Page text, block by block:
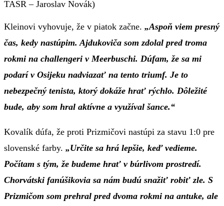
TASR – Jaroslav Novák)
Kleinovi vyhovuje, že v piatok začne. „Aspoň viem presný
čas, kedy nastúpim. Ajdukoviča som zdolal pred troma
rokmi na challengeri v Meerbuschi. Dúfam, že sa mi
podarí v Osijeku nadviazať na tento triumf. Je to
nebezpečný tenista, ktorý dokáže hrať rýchlo. Dôležité
bude, aby som hral aktívne a využíval šance.“
Kovalík dúfa, že proti Prizmičovi nastúpi za stavu 1:0 pre
slovenské farby. „Určite sa hrá lepšie, keď vedieme.
Počítam s tým, že budeme hrať v búrlivom prostredí.
Chorvátski fanúšikovia sa nám budú snažiť robiť zle. S
Prizmičom som prehral pred dvoma rokmi na antuke, ale